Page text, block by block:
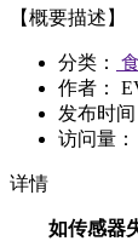
【概要描述】
分类：
作者：
发布时间
访问量：
详情
如传感器失